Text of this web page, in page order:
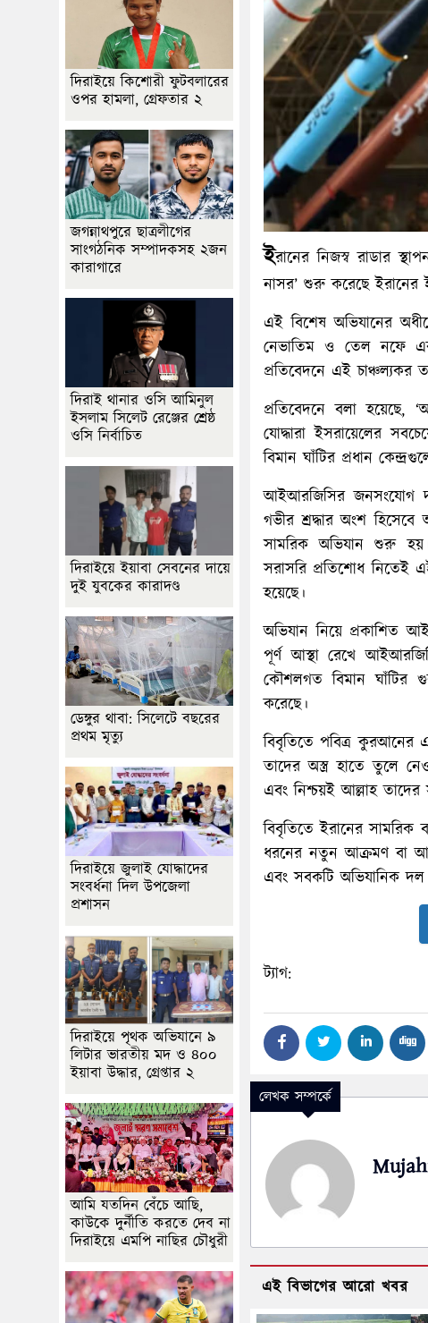
ইরানের নিজস্ব রাডার
নাসর’ শুরু করেছে ইরানের
এই বিশেষ অভিযানের
নেভাতিম ও তেল নফে
প্রতিবেদনে এই চাঞ্চল্যকর
প্রতিবেদনে বলা হয়েছে,
যোদ্ধারা ইসরায়েলের
বিমান ঘাঁটির প্রধান
আইআরজিসির জনসংযোগ
গভীর শ্রদ্ধার অংশ
সামরিক অভিযান শুরু হয়।
সরাসরি প্রতিশোধ নিতেই
হয়েছে।
অভিযান নিয়ে প্রকাশিত
পূর্ণ আস্থা রেখে
কৌশলগত বিমান ঘাঁটির
করেছে।
বিবৃতিতে পবিত্র কুরআনের
তাদের অস্ত্র হাতে তুলে
এবং নিশ্চয়ই আল্লাহ তাদের
বিবৃতিতে ইরানের সামরিক
ধরনের নতুন আক্রমণ বা
এবং সবকটি অভিযানিক দল
ট্যাগ:
লেখক সম্পর্কে
এই বিভাগের আরো খবর
দিরাইয়ে কিশোরী ফুটবলারের
ওপর হামলা, গ্রেফতার ২
জগন্নাথপুরে ছাত্রলীগের
সাংগঠনিক সম্পাদকসহ ২জন
কারাগারে
দিরাই থানার ওসি আমিনুল
ইসলাম সিলেট রেঞ্জের শ্রেষ্ঠ
ওসি নির্বাচিত
দিরাইয়ে ইয়াবা সেবনের দায়ে
দুই যুবকের কারাদণ্ড
ডেঙ্গুর থাবা: সিলেটে বছরের
প্রথম মৃত্যু
দিরাইয়ে জুলাই যোদ্ধাদের
সংবর্ধনা দিল উপজেলা
প্রশাসন
দিরাইয়ে পৃথক অভিযানে ৯
লিটার ভারতীয় মদ ও ৪০০
ইয়াবা উদ্ধার, গ্রেপ্তার ২
আমি যতদিন বেঁচে আছি,
কাউকে দুর্নীতি করতে দেব না
দিরাইয়ে এমপি নাছির চৌধুরী